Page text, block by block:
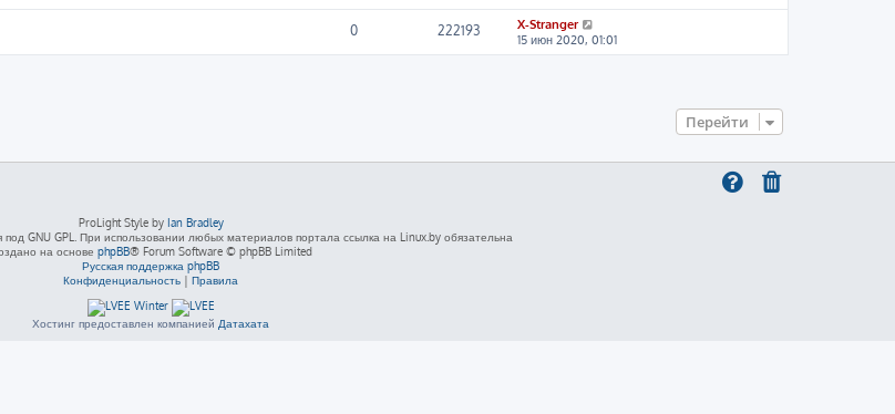
0 222193
X-Stranger
15 июн 2020, 01:01
Перейти
ProLight Style by Ian Bradley
GNU GPL. При использовании любых материалов портала ссылка на Linux.by обязательна
на основе phpBB® Forum Software © phpBB Limited
Русская поддержка phpBB
Конфиденциальность | Правила
Хостинг предоставлен компанией Датахата